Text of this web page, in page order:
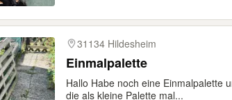
31134 Hildesheim
Einmalpalette
Hallo Habe noch eine Einmalpalette
die als kleine Palette mal...